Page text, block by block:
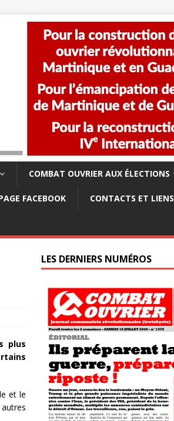
COMBAT OUVRIER AUX ÉLECTIONS
FACEBOOK CONTACTS ET LIENS
plus
et le
LES DERNIERS NUMÉROS